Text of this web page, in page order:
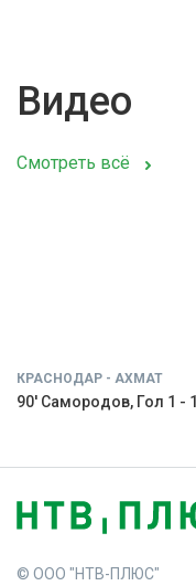
Видео
Смотреть всё
КРАСНОДАР - АХМАТ
90' Самородов, Гол 1 - 1
© ООО "НТВ-ПЛЮС"